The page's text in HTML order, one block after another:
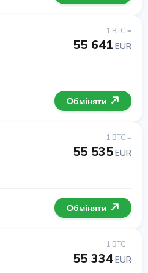
1 BTC =
55 641 EUR
Обміняти
1 BTC =
55 535EUR
Обміняти
1 BTC =
55 334EUR